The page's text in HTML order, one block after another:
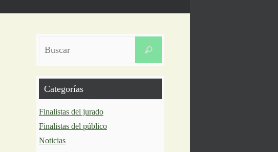
Buscar
Categorías
Finalistas del jurado
Finalistas del público
Noticias